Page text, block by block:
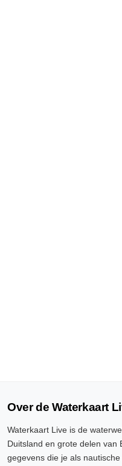
Over de Waterkaart
Waterkaart Live is de
Duitsland en grote delen van
gegevens die je als